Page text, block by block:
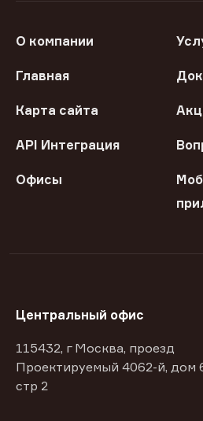
О компании
Главная
Карта сайта
API Интеграция
Офисы
Центральный офис
115432, г Москва, проезд
Проектируемый 4062-й, дом
стр 2